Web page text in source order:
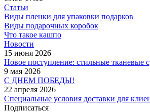
Статьи
Виды пленки для упаковки подарков
Виды подарочных коробок
Что такое кашпо
Новости
15 июня 2026
Новое поступление: стильные тканевые
9 мая 2026
С ДНЕМ ПОБЕДЫ!
22 апреля 2026
Специальные условия доставки для
Подписаться